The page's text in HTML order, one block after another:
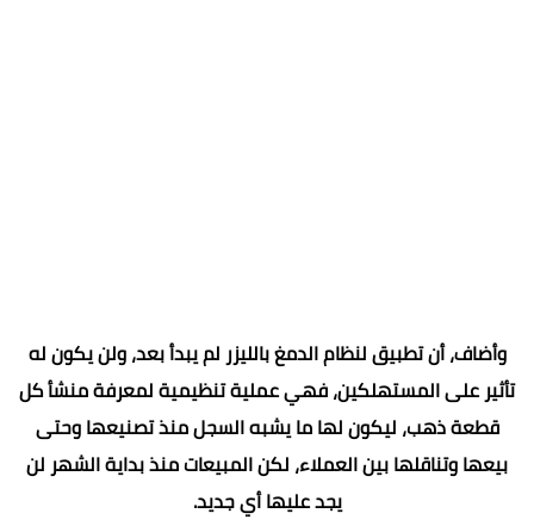
وأضاف، أن تطبيق لنظام الدمغ بالليزر لم يبدأ بعد، ولن يكون له
تأثير على المستهلكين، فهي عملية تنظيمية لمعرفة منشأ كل
قطعة ذهب، ليكون لها ما يشبه السجل منذ تصنيعها وحتى
بيعها وتناقلها بين العملاء، لكن المبيعات منذ بداية الشهر لن
يجد عليها أي جديد.